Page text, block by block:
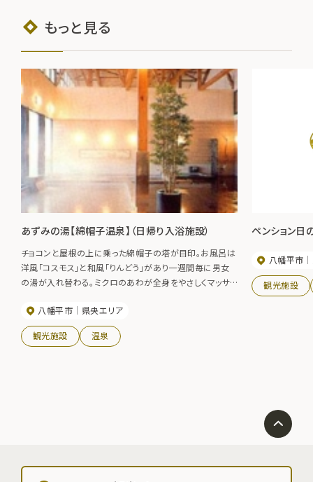
もっと見る
あずみの湯【綿帽子温泉】（日帰り入浴施設）
チョコンと屋根の上に乗った綿帽子の塔が目印。お風呂は
洋風「コスモス」と和風「りんどう」があり一週間毎に男女
の湯が入れ替わる。ミクロのあわが全身をやさしくマッサ
れるエレキ風呂、露天風呂などバラエティ豊か。館内にはビ
アホールをイメージしてつくられたレストランもあり、土日・
祝日には手打ちそばも15～20食限定で食することができ
八幡平市 県央エリア
観光施設 温泉
ペンション日
八幡平市
観光施設